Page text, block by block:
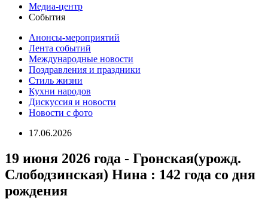
Медиа-центр
События
Анонсы-мероприятий
Лента событий
Международные новости
Поздравления и праздники
Cтиль жизни
Кухни народов
Дискуссия и новости
Новости с фото
17.06.2026
19 июня 2026 года - Гронская(урожд.
Слободзинская) Нина : 142 года со дня
рождения